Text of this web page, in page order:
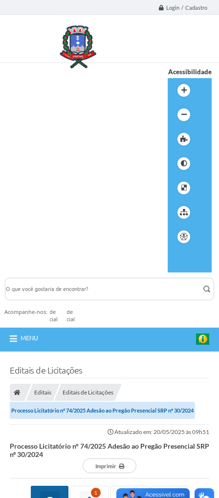
Login / Cadastro
Acessibilidade
Acompanhe-nos:
MENU
Editais de Licitações
Editais Editais de Licitações
Processo Licitatório n° 74/2025 Adesão ao Pregão Presencial SRP nº 30/2024
Atualizado em: 20/05/2025 às 09h51
Processo Licitatório n° 74/2025 Adesão ao Pregão Presencial SRP
nº 30/2024
Imprimir
1